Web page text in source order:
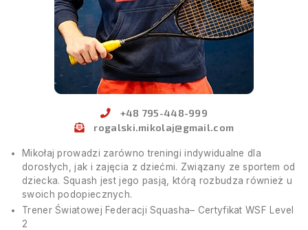
Mikołaj prowadzi zarówno treningi indywidualne dla
dorosłych, jak i zajęcia z dziećmi. Związany ze sportem od
dziecka. Squash jest jego pasją, którą rozbudza również u
swoich podopiecznych.
Trener Światowej Federacji Squasha– Certyfikat WSF Level
2
+48 795-448-999
rogalski.mikolaj@gmail.com